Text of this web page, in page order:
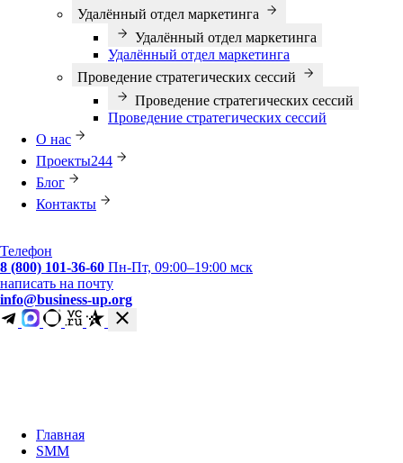
Удалённый отдел маркетинга
Удалённый отдел маркетинга
Удалённый отдел маркетинга
Проведение стратегических сессий
Проведение стратегических сессий
Проведение стратегических сессий
О нас
Проекты244
Блог
Контакты
Телефон
8 (800) 101-36-60 Пн-Пт, 09:00–19:00 мск
написать на почту
info@business-up.org
Главная
SMM